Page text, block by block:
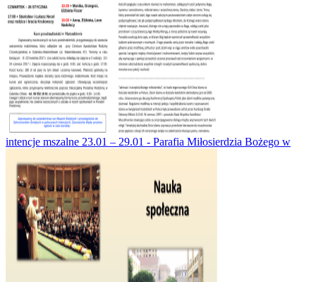
intencje mszalne 23.01 – 29.01 - Parafia Miłosierdzia Bożego w